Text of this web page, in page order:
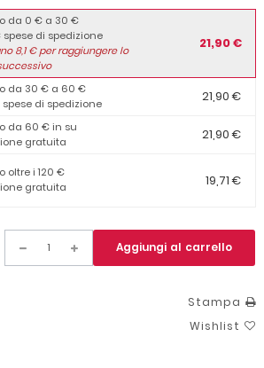
da 0 € a 30 €
di spedizione
8,1€ per raggiungere lo
21,90 €
da 30 € a 60 €
di spedizione
21,90 €
da 60 € in su
gratuita
21,90 €
oltre i 120 €
gratuita
19,71 €
Aggiungi al carrello
Stampa
Wishlist